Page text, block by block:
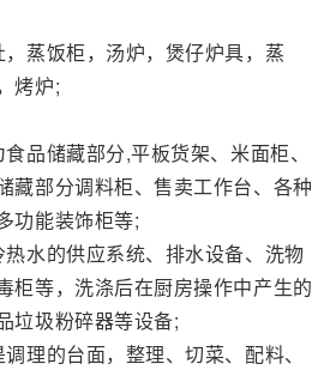
蒸饭柜，汤炉，煲仔炉具，蒸
烤炉;
品储藏部分,平板货架、米面柜、
藏部分调料柜、售卖工作台、各种
功能装饰柜等;
水的供应系统、排水设备、洗物
柜等，洗涤后在厨房操作中产生的
垃圾粉碎器等设备;
理的台面，整理、切菜、配料、